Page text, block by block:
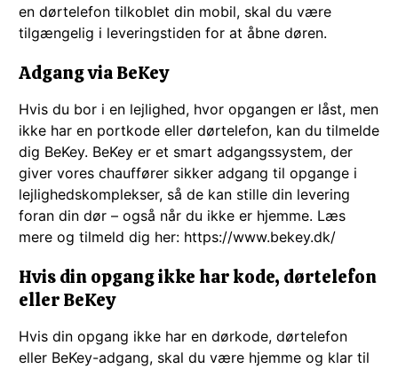
en dørtelefon tilkoblet din mobil, skal du være
tilgængelig i leveringstiden for at åbne døren.
Adgang via BeKey
Hvis du bor i en lejlighed, hvor opgangen er låst, men
ikke har en portkode eller dørtelefon, kan du tilmelde
dig BeKey. BeKey er et smart adgangssystem, der
giver vores chauffører sikker adgang til opgange i
lejlighedskomplekser, så de kan stille din levering
foran din dør – også når du ikke er hjemme. Læs
mere og tilmeld dig her: https://www.bekey.dk/
Hvis din opgang ikke har kode, dørtelefon
eller BeKey
Hvis din opgang ikke har en dørkode, dørtelefon
eller BeKey-adgang, skal du være hjemme og klar til